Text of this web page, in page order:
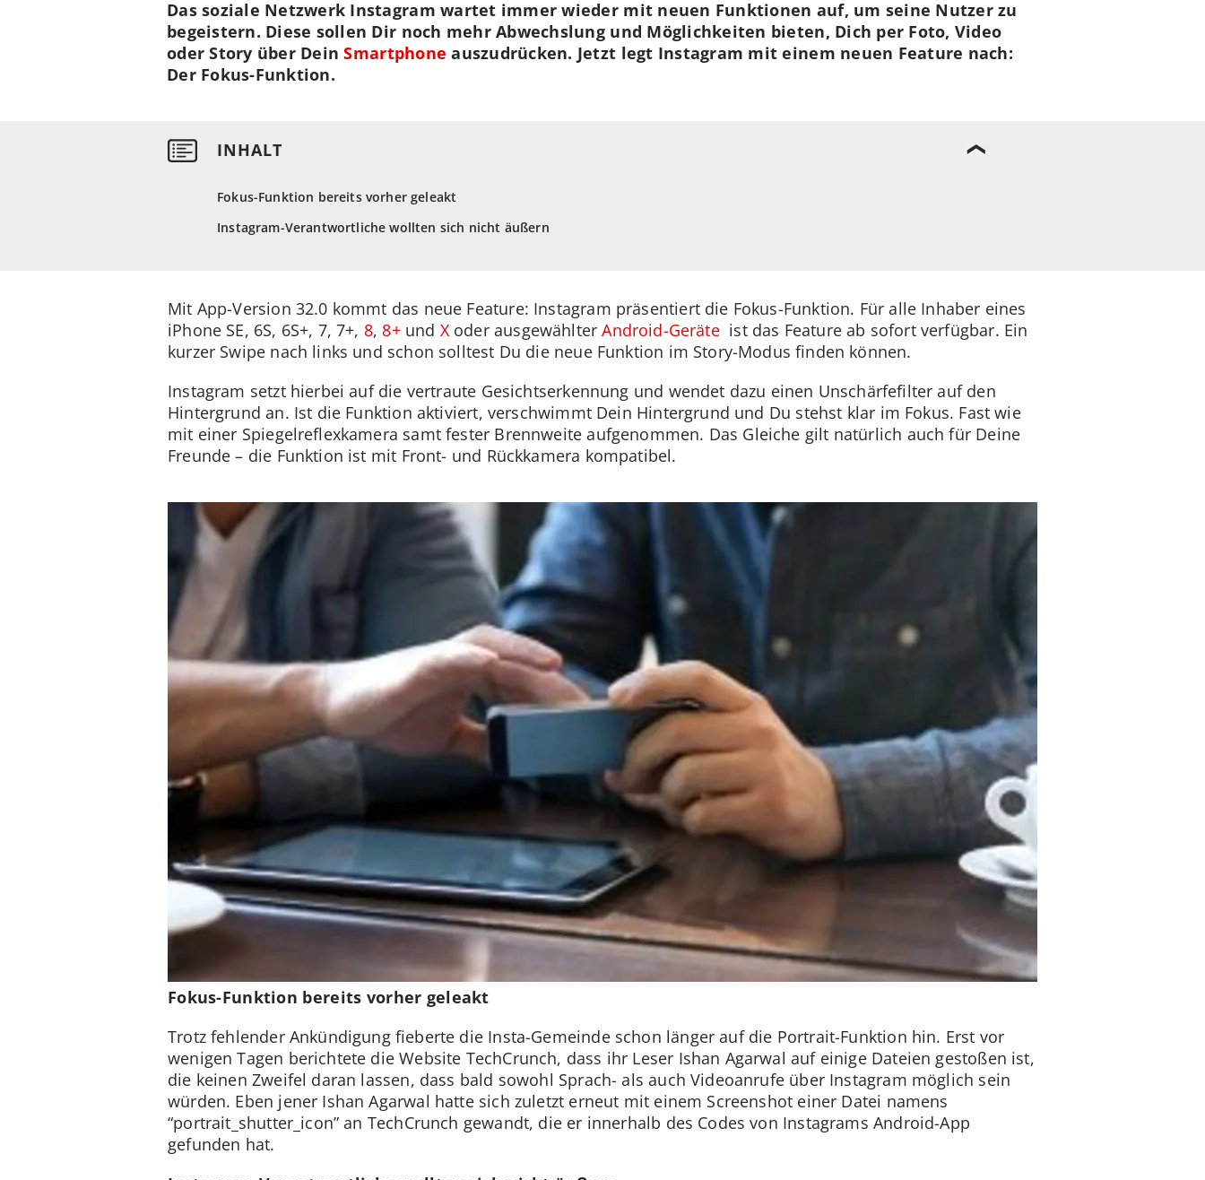
Fokus-Funktion bereits vorher geleakt
Instagram-Verantwortliche wollten sich nicht äußern
Das soziale Netzwerk Instagram wartet immer wieder mit neuen Funktionen auf, um seine Nutzer zu
begeistern. Diese sollen Dir noch mehr Abwechslung und Möglichkeiten bieten, Dich per Foto, Video
oder Story über DeinSmartphone auszudrücken. Jetzt legt Instagram mit einem neuen Feature nach:
Der Fokus-Funktion.
Mit App-Version 32.0 kommt das neue Feature: Instagram präsentiert die Fokus-Funktion. Für alle Inhaber eines
iPhone SE, 6S, 6S+, 7, 7+, 8, 8+und Xoder ausgewählterAndroid-Geräte ist das Feature ab sofort verfügbar. Ein
kurzer Swipe nach links und schon solltest Du die neue Funktion im Story-Modus finden können.
Instagram setzt hierbei auf die vertraute Gesichtserkennung und wendet dazu einen Unschärfefilter auf den
Hintergrund an. Ist die Funktion aktiviert, verschwimmt Dein Hintergrund und Du stehst klar im Fokus. Fast wie
mit einer Spiegelreflexkamera samt fester Brennweite aufgenommen. Das Gleiche gilt natürlich auch für Deine
Freunde – die Funktion ist mit Front- und Rückkamera kompatibel.
Fokus-Funktion bereits vorher geleakt
Trotz fehlender Ankündigung fieberte die Insta-Gemeinde schon länger auf die Portrait-Funktion hin. Erst vor
wenigen Tagen berichtete die Website TechCrunch, dass ihr Leser Ishan Agarwal auf einige Dateien gestoßen ist,
die keinen Zweifel daran lassen, dass bald sowohl Sprach- als auch Videoanrufe über Instagram möglich sein
würden. Eben jener Ishan Agarwal hatte sich zuletzt erneut mit einem Screenshot einer Datei namens
“portrait_shutter_icon” an TechCrunch gewandt, die er innerhalb des Codes von Instagrams Android-App
gefunden hat.